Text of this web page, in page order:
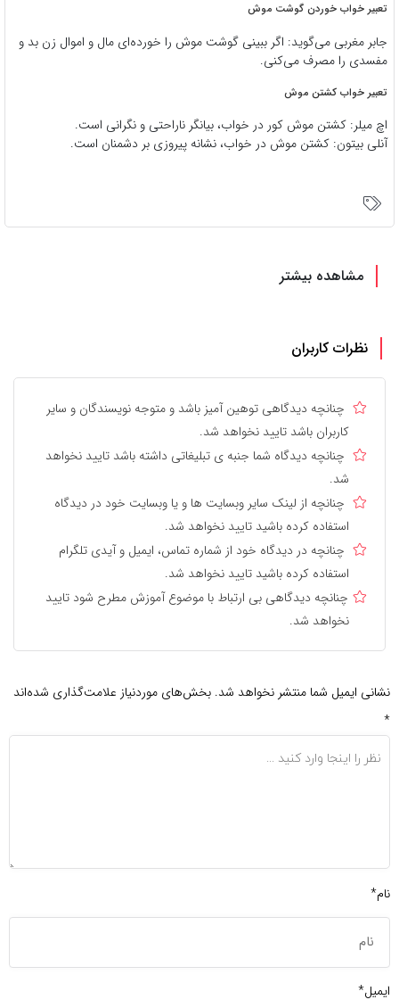
تعبیر خواب خوردن گوشت موش
جابر مغربی می‌گوید: اگر ببینی گوشت موش را خورده‌ای مال و اموال زن بد و
مفسدی را مصرف می‌کنی.
تعبیر خواب کشتن موش
اچ میلر: كشتن موش كور در خواب، بيانگر ناراحتى و نگرانى است.
آنلی بیتون: کشتن موش در خواب، نشانه پیروزی بر دشمنان است.
مشاهده بیشتر
نظرات کاربران
چنانچه دیدگاهی توهین آمیز باشد و متوجه نویسندگان و سایر
کاربران باشد تایید نخواهد شد.
چنانچه دیدگاه شما جنبه ی تبلیغاتی داشته باشد تایید نخواهد
شد.
چنانچه از لینک سایر وبسایت ها و یا وبسایت خود در دیدگاه
استفاده کرده باشید تایید نخواهد شد.
چنانچه در دیدگاه خود از شماره تماس، ایمیل و آیدی تلگرام
استفاده کرده باشید تایید نخواهد شد.
چنانچه دیدگاهی بی ارتباط با موضوع آموزش مطرح شود تایید
نخواهد شد.
نشانی ایمیل شما منتشر نخواهد شد. بخش‌های موردنیاز علامت‌گذاری شده‌اند
*
نام*
ایمیل*